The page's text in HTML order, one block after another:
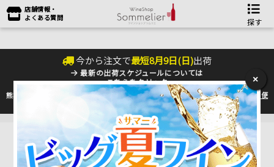
店舗情報・
よくある質問
探す
今から注文で最短8月9日(日)出荷
最新の出荷スケジュールについては
こちらをクリック
熊本地震の影響により九州への配送に遅れが生じております。最新情報は佐川急便
のHP
をご確認下さい。
×